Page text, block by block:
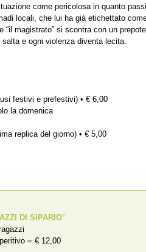
come pericolosa in quanto
locali, che lui ha già etichettato come
“il magistrato” si scontra con un
e ogni violenza diventa lecita.
festivi e prefestivi) • € 6,00
la domenica
replica del giorno) • € 5,00
DI SIPARIO”
= € 12,00